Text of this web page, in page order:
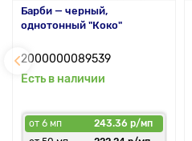
Барби — черный,
однотонный "Коко"
2000000089539
Есть в наличии
от 6 мп
243.36 р/мп